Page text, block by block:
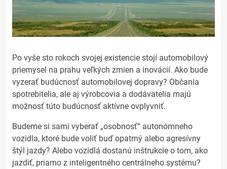
Po vyše sto rokoch svojej existencie stojí automobilový
priemysel na prahu veľkých zmien a inovácií. Ako bude
vyzerať budúcnosť automobilovej dopravy? Občania
spotrebitelia, ale aj výrobcovia a dodávatelia majú
možnosť túto budúcnosť aktívne ovplyvniť.
Budeme si sami vyberať „osobnosť“ autonómneho
vozidla, ktoré bude voliť buď opatrný alebo agresívny
štýl jazdy? Alebo vozidlá dostanú inštrukcie o tom, ako
jazdiť, priamo z inteligentného centrálneho systému?